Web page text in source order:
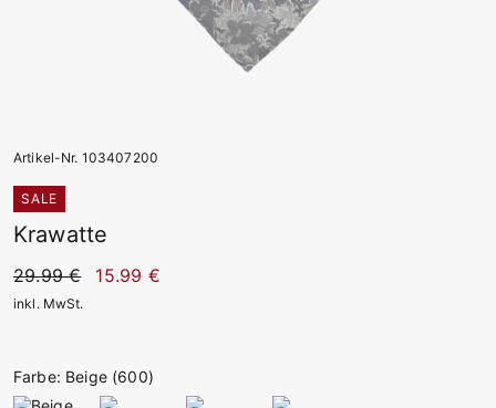
Artikel-Nr. 103407200
SALE
Krawatte
29.99 € 15.99 €
inkl. MwSt.
Farbe: Beige (600)